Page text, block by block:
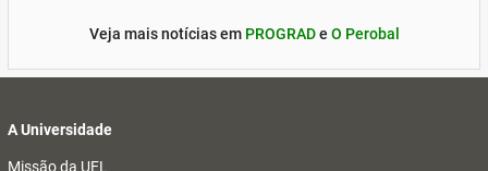
Veja mais notícias em PROGRADe O Perobal
A Universidade
Missão da UEL